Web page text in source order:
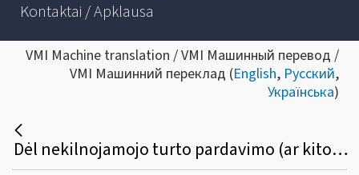
Kontaktai / Apklausa
VMI Machine translation / VMI Машинный перевод /
VMI Машинний переклад (English, Русский,
Українська)
Dėl nekilnojamojo turto pardavimo (ar kitokio perleidimo) pajamų, gautų 2021 metais, apskaičiavimo, deklaravimo ir pajamų mokesčio sumokėjimo